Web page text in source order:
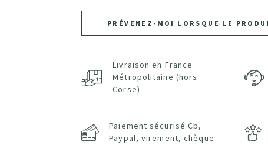
PRÉVENEZ-MOI LORSQUE LE
Livraison en France
Métropolitaine (hors
Corse)
Paiement sécurisé Cb,
Paypal, virement, chèque